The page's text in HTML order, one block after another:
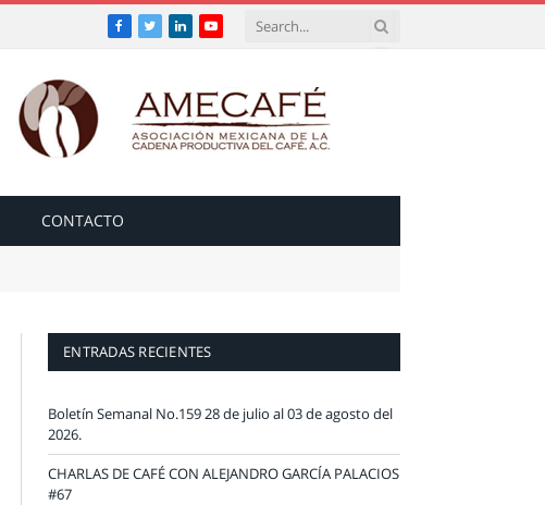
Facebook
TwitterLinkedInYouTube
CONTACTO
ENTRADAS RECIENTES
Boletín Semanal No.159 28 de julio al 03 de agosto del
2026.
CHARLAS DE CAFÉ CON ALEJANDRO GARCÍA PALACIOS
#67